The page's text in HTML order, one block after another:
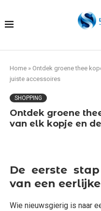
Home » Ontdek groene thee
juiste accessoires
SHOPPING
Ontdek groene
van elk kopje en
De eerste
van een
Wie nieuwsgierig is naar